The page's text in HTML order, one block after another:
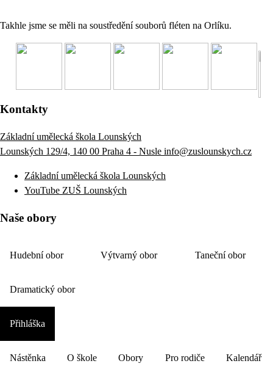
Takhle jsme se měli na soustředění souborů fléten na Orlíku.
Kontakty
Základní umělecká škola Lounských
Lounských 129/4, 140 00 Praha 4 - Nusle info@zuslounskych.cz
Základní umělecká škola Lounských
YouTube ZUŠ Lounských
Naše obory
Hudební obor Výtvarný obor Taneční obor
Dramatický obor
Přihláška
Nástěnka O škole Obory Pro rodiče Kalendář